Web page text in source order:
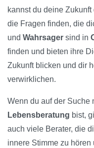
kannst du deine
die Fragen finden, die
und Wahrsager sind in
finden und bieten ihre
Zukunft blicken und dir
verwirklichen.
Wenn du auf der Suche
Lebensberatung bist,
auch viele Berater, die
innere Stimme zu